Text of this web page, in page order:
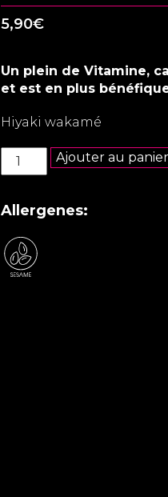
5,90€
Un plein de Vitamine,
et est en plus
Hiyaki wakamé
quantité
de
wakamé
Ajouter au
Allergenes: